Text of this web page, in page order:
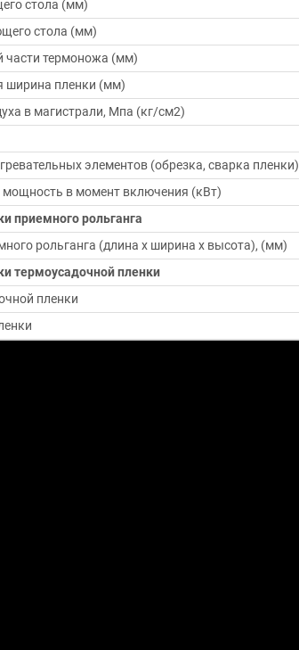
стола (мм)
стола (мм)
части термоножа (мм)
ширина пленки (мм)
в магистрали, Мпа (кг/см2)
элементов (обрезка, сварка пленки)
в момент включения (кВт)
приемного рольганга
рольганга (длина х ширина х высота), (мм)
термоусадочной пленки
пленки